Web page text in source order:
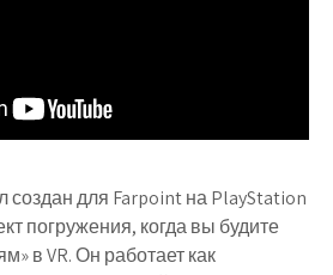
создан для Farpoint на PlayStation
погружения, когда вы будите
в VR. Он работает как